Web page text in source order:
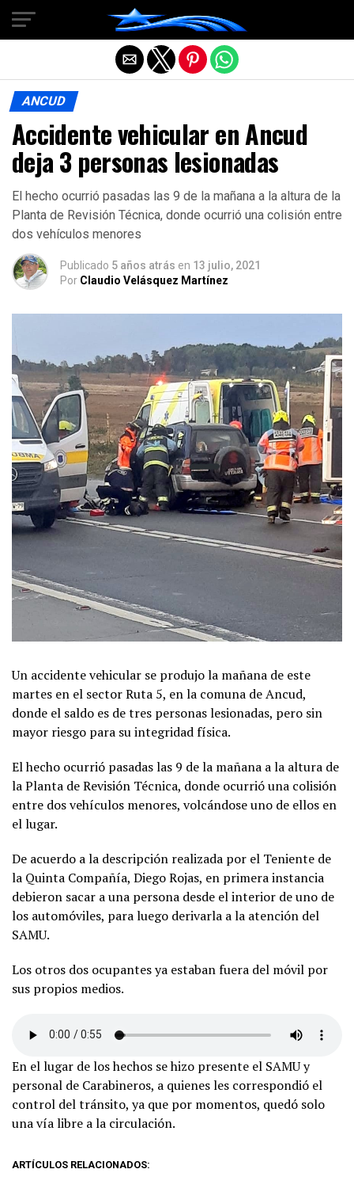
ANCUD
Accidente vehicular en Ancud
deja 3 personas lesionadas
El hecho ocurrió pasadas las 9 de la mañana a la altura de la
Planta de Revisión Técnica, donde ocurrió una colisión entre
dos vehículos menores
Publicado 5 años atrás en 13 julio, 2021
Por Claudio Velásquez Martínez
Un accidente vehicular se produjo la mañana de este
martes en el sector Ruta 5, en la comuna de Ancud,
donde el saldo es de tres personas lesionadas, pero sin
mayor riesgo para su integridad física.
El hecho ocurrió pasadas las 9 de la mañana a la altura de
la Planta de Revisión Técnica, donde ocurrió una colisión
entre dos vehículos menores, volcándose uno de ellos en
el lugar.
De acuerdo a la descripción realizada por el Teniente de
la Quinta Compañía, Diego Rojas, en primera instancia
debieron sacar a una persona desde el interior de uno de
los automóviles, para luego derivarla a la atención del
SAMU.
Los otros dos ocupantes ya estaban fuera del móvil por
sus propios medios.
En el lugar de los hechos se hizo presente el SAMU y
personal de Carabineros, a quienes les correspondió el
control del tránsito, ya que por momentos, quedó solo
una vía libre a la circulación.
ARTÍCULOS RELACIONADOS:
Salir de la versión móvil